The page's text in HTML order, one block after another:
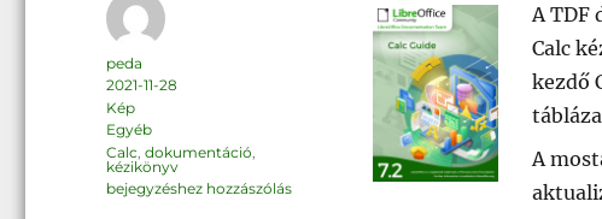
A TDF
Calc
kezdő
A
Szerző
peda
Közzétéve
2021-11-28
Forma
Kép
Kategória
Egyéb
Címke
Calc ,dokumentáció
kézikönyv
LibreOffice
dokumentáció:
bejegyzéshez hozzászólás